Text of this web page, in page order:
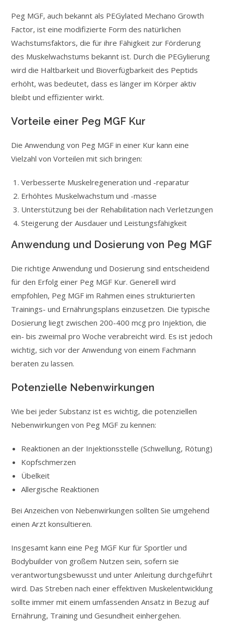
Peg MGF, auch bekannt als PEGylated Mechano Growth
Factor, ist eine modifizierte Form des natürlichen
Wachstumsfaktors, die für ihre Fähigkeit zur Förderung
des Muskelwachstums bekannt ist. Durch die PEGylierung
wird die Haltbarkeit und Bioverfügbarkeit des Peptids
erhöht, was bedeutet, dass es länger im Körper aktiv
bleibt und effizienter wirkt.
Vorteile einer Peg MGF Kur
Die Anwendung von Peg MGF in einer Kur kann eine
Vielzahl von Vorteilen mit sich bringen:
Verbesserte Muskelregeneration und -reparatur
Erhöhtes Muskelwachstum und -masse
Unterstützung bei der Rehabilitation nach Verletzungen
Steigerung der Ausdauer und Leistungsfähigkeit
Anwendung und Dosierung von Peg MGF
Die richtige Anwendung und Dosierung sind entscheidend
für den Erfolg einer Peg MGF Kur. Generell wird
empfohlen, Peg MGF im Rahmen eines strukturierten
Trainings- und Ernährungsplans einzusetzen. Die typische
Dosierung liegt zwischen 200-400 mcg pro Injektion, die
ein- bis zweimal pro Woche verabreicht wird. Es ist jedoch
wichtig, sich vor der Anwendung von einem Fachmann
beraten zu lassen.
Potenzielle Nebenwirkungen
Wie bei jeder Substanz ist es wichtig, die potenziellen
Nebenwirkungen von Peg MGF zu kennen:
Reaktionen an der Injektionsstelle (Schwellung, Rötung)
Kopfschmerzen
Übelkeit
Allergische Reaktionen
Bei Anzeichen von Nebenwirkungen sollten Sie umgehend
einen Arzt konsultieren.
Insgesamt kann eine Peg MGF Kur für Sportler und
Bodybuilder von großem Nutzen sein, sofern sie
verantwortungsbewusst und unter Anleitung durchgeführt
wird. Das Streben nach einer effektiven Muskelentwicklung
sollte immer mit einem umfassenden Ansatz in Bezug auf
Ernährung, Training und Gesundheit einhergehen.